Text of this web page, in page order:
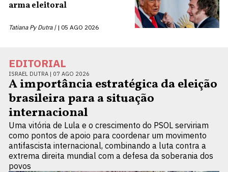
arma eleitoral
Tatiana Py Dutra | 05 AGO 2026
EDITORIAL
ISRAEL DUTRA | 07 AGO 2026
A importância estratégica da eleição
brasileira para a situação
internacional
Uma vitória de Lula e o crescimento do PSOL serviriam
como pontos de apoio para coordenar um movimento
antifascista internacional, combinando a luta contra a
extrema direita mundial com a defesa da soberania dos
povos